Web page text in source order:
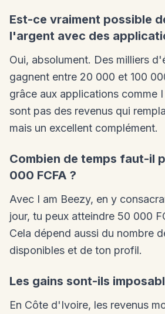
Est-ce vraiment possible
l'argent avec des
Oui, absolument. Des milliers
gagnent entre 20 000 et 100
grâce aux applications comme
sont pas des revenus qui
mais un excellent complément.
Combien de temps faut-il
000 FCFA ?
Avec I am Beezy, en y
jour, tu peux atteindre 50 000
Cela dépend aussi du nombre
disponibles et de ton profil.
Les gains sont-ils
En Côte d'Ivoire, les revenus